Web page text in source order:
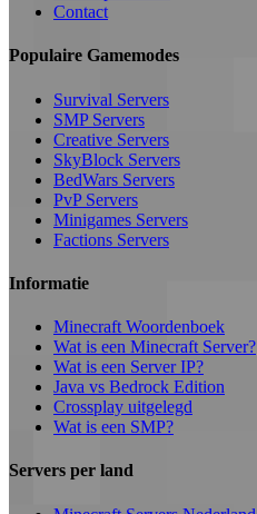
Contact
Populaire Gamemodes
Survival Servers
SMP Servers
Creative Servers
SkyBlock Servers
BedWars Servers
PvP Servers
Minigames Servers
Factions Servers
Informatie
Minecraft Woordenboek
Wat is een Minecraft Server?
Wat is een Server IP?
Java vs Bedrock Edition
Crossplay uitgelegd
Wat is een SMP?
Servers per land